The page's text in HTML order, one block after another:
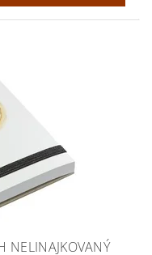
NELINAJKOVANÝ